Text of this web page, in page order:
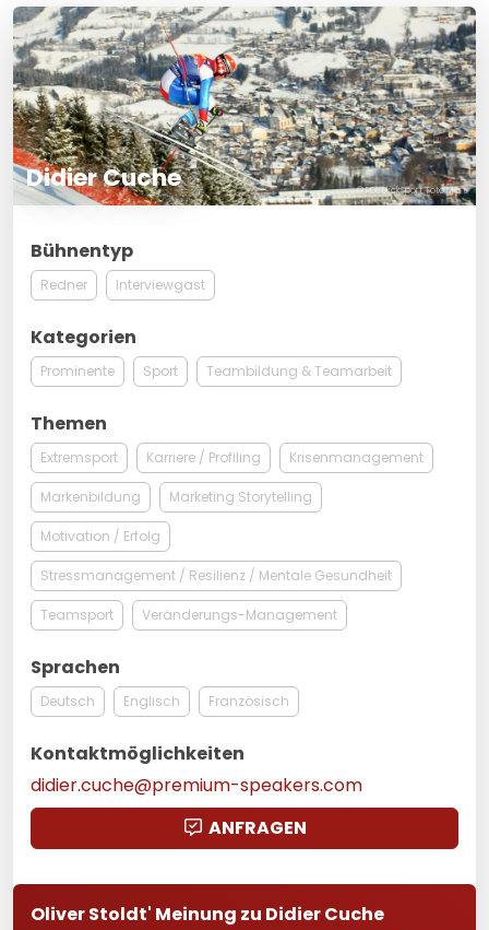
© RDB BlickSport Toto Marti
Didier Cuche
Bühnentyp
Redner Interviewgast
Kategorien
Prominente Sport Teambildung & Teamarbeit
Themen
Extremsport Karriere / Profiling Krisenmanagement
Markenbildung Marketing Storytelling
Motivation / Erfolg
Stressmanagement / Resilienz / Mentale Gesundheit
Teamsport Veränderungs-Management
Sprachen
Deutsch Englisch Französisch
Kontaktmöglichkeiten
didier.cuche@premium-speakers.com
ANFRAGEN
Oliver Stoldt' Meinung zu Didier Cuche